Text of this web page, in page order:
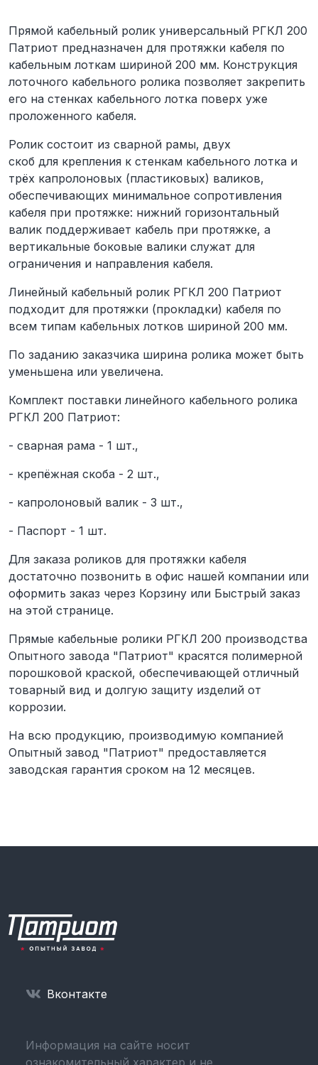
Прямой кабельный ролик универсальный РГКЛ 200
Патриот предназначен для протяжки кабеля по
кабельным лоткам шириной 200 мм. Конструкция
лоточного кабельного ролика позволяет закрепить
его на стенках кабельного лотка поверх уже
проложенного кабеля.
Ролик состоит из сварной рамы, двух
скоб для крепления к стенкам кабельного лотка и
трёх капролоновых (пластиковых) валиков,
обеспечивающих минимальное сопротивления
кабеля при протяжке: нижний горизонтальный
валик поддерживает кабель при протяжке, а
вертикальные боковые валики служат для
ограничения и направления кабеля.
Линейный кабельный ролик РГКЛ 200 Патриот
подходит для протяжки (прокладки) кабеля по
всем типам кабельных лотков шириной 200 мм.
По заданию заказчика ширина ролика может быть
уменьшена или увеличена.
Комплект поставки линейного кабельного ролика
РГКЛ 200 Патриот:
- сварная рама - 1 шт.,
- крепёжная скоба - 2 шт.,
- капролоновый валик - 3 шт.,
- Паспорт - 1 шт.
Для заказа роликов для протяжки кабеля
достаточно позвонить в офис нашей компании или
оформить заказ через Корзину или Быстрый заказ
на этой странице.
Прямые кабельные ролики РГКЛ 200 производства
Опытного завода "Патриот" красятся полимерной
порошковой краской, обеспечивающей отличный
товарный вид и долгую защиту изделий от
коррозии.
На всю продукцию, производимую компанией
Опытный завод "Патриот" предоставляется
заводская гарантия сроком на 12 месяцев.
Вконтакте
Информация на сайте носит